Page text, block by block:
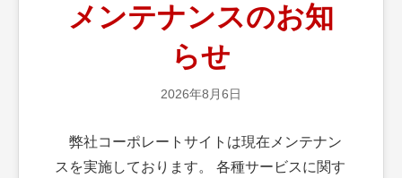
メンテナンスのお知
らせ
2026年8月6日
弊社コーポレートサイトは現在メンテナン
スを実施しております。 各種サービスに関す